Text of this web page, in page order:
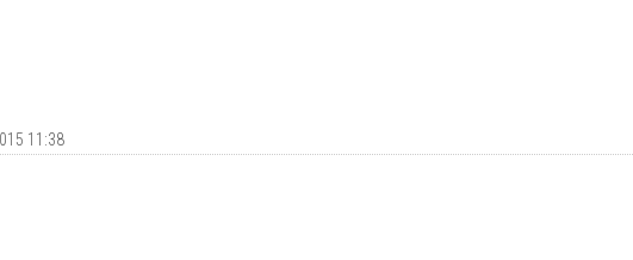
11:38